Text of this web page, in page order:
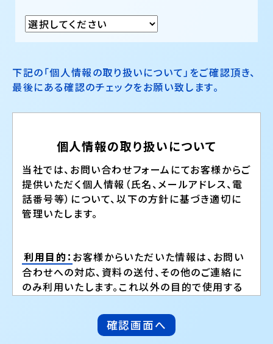
下記の「個人情報の取り扱いについて」をご確認頂き、
最後にある確認のチェックをお願い致します。
個人情報の取り扱いについて
当社では、お問い合わせフォームにてお客様からご
提供いただく個人情報（氏名、メールアドレス、電
話番号等）について、以下の方針に基づき適切に
管理いたします。
利用目的： お客様からいただいた情報は、お問い
合わせへの対応、資料の送付、その他のご連絡に
のみ利用いたします。これ以外の目的で使用する
第三者への提供： 法令に基づく場合を除き、お客
様の同意を得ることなく第三者に情報提供するこ